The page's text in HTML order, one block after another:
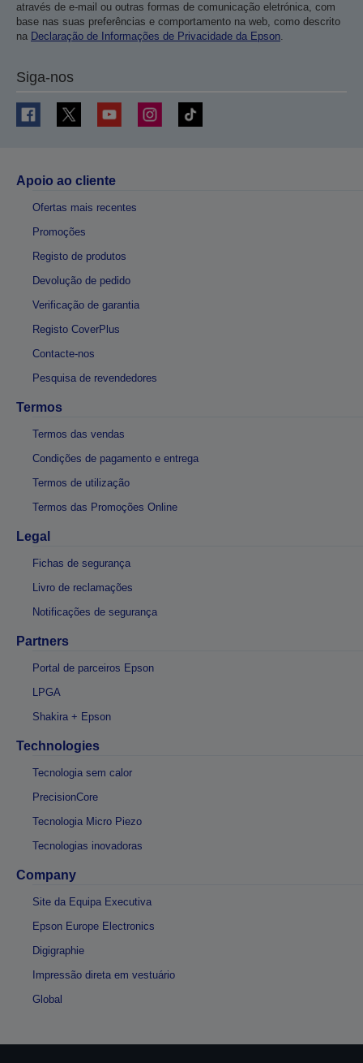
através de e-mail ou outras formas de comunicação eletrónica, com
base nas suas preferências e comportamento na web, como descrito
na Declaração de Informações de Privacidade da Epson.
Siga-nos
Apoio ao cliente
Ofertas mais recentes
Promoções
Registo de produtos
Devolução de pedido
Verificação de garantia
Registo CoverPlus
Contacte-nos
Pesquisa de revendedores
Termos
Termos das vendas
Condições de pagamento e entrega
Termos de utilização
Termos das Promoções Online
Legal
Fichas de segurança
Livro de reclamações
Notificações de segurança
Partners
Portal de parceiros Epson
LPGA
Shakira + Epson
Technologies
Tecnologia sem calor
PrecisionCore
Tecnologia Micro Piezo
Tecnologias inovadoras
Company
Site da Equipa Executiva
Epson Europe Electronics
Digigraphie
Impressão direta em vestuário
Global